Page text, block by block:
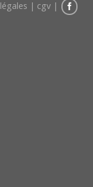
légales | cgv |